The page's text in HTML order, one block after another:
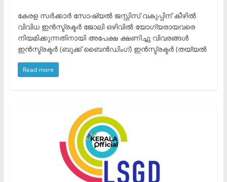
കേരള സർക്കാർ സോഷ്യൽ ജസ്റ്റിസ് വകുപ്പിന് കീഴിൽ
വിവിധ ഇൻസ്ട്രക്ടർ ജോലി ഒഴിവിൽ യോഗ്യരായവരെ
നിയമിക്കുന്നതിനായി അപേക്ഷ ക്ഷണിച്ചു വിവരങ്ങൾ
ഇൻസ്ട്രക്ടർ (ബുക്ക് ബൈൻഡിംഗ്) ഇൻസ്ട്രക്ടർ (തയ്യൽ
Read more